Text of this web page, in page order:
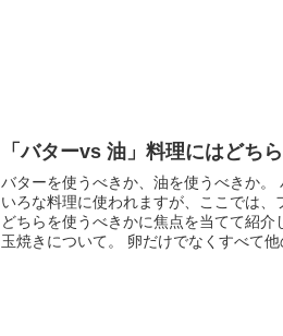
「バターvs 油」料理にはどち
バターを使うべきか、油を使うべきか。
いろな料理に使われますが、ここでは、
どちらを使うべきかに焦点を当てて紹介
玉焼きについて。 卵だけでなくすべて他